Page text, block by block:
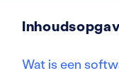
Wat is een